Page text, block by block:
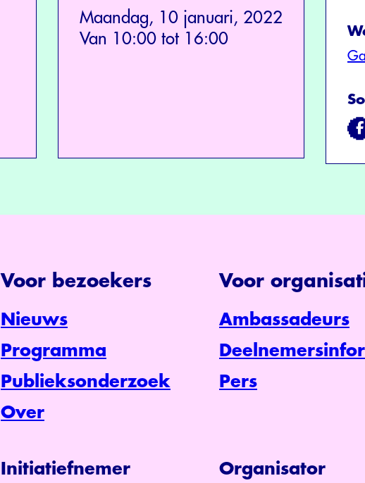
Maandag, 10 januari, 2022
Van 10:00 tot 16:00
Voor bezoekers
Nieuws
Programma
Publieksonderzoek
Over
Voor
Ambassadeurs
Pers
Initiatiefnemer Organisator